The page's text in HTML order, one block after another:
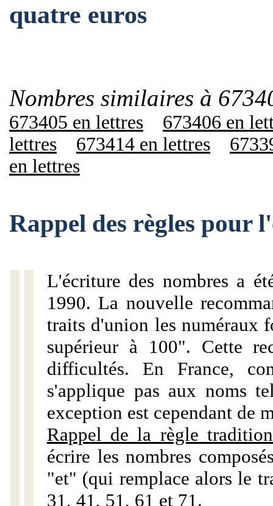
quatre euros
Nombres similaires à
673405 en lettres
673406 en
lettres
673414 en lettres
en lettres
Rappel des règles pour
L'écriture des nombres a
1990. La nouvelle
traits d'union les numéraux
supérieur à 100". Cette
difficultés. En France,
s'applique pas aux noms
exception est cependant de
Rappel de la règle
écrire les nombres
"et" (qui remplace alors le
31, 41, 51, 61 et 71.